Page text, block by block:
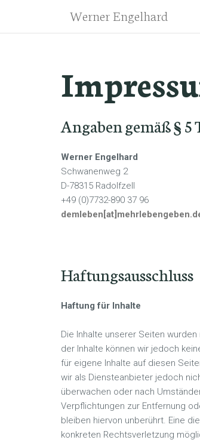
content
Werner Engelhard
Angaben gemäß § 5
Werner Engelhard
Schwanenweg 2
D-78315 Radolfzell
+49 (0)7732-890 37 96
Haftungsausschluss
Haftung für Inhalte
Die Inhalte unserer Seiten
der Inhalte können wir jedoch
für eigene Inhalte auf diesen
wir als Diensteanbieter jedoch
überwachen oder nach
Verpflichtungen zur Entfernung
bleiben hiervon unberührt. Eine
konkreten Rechtsverletzung